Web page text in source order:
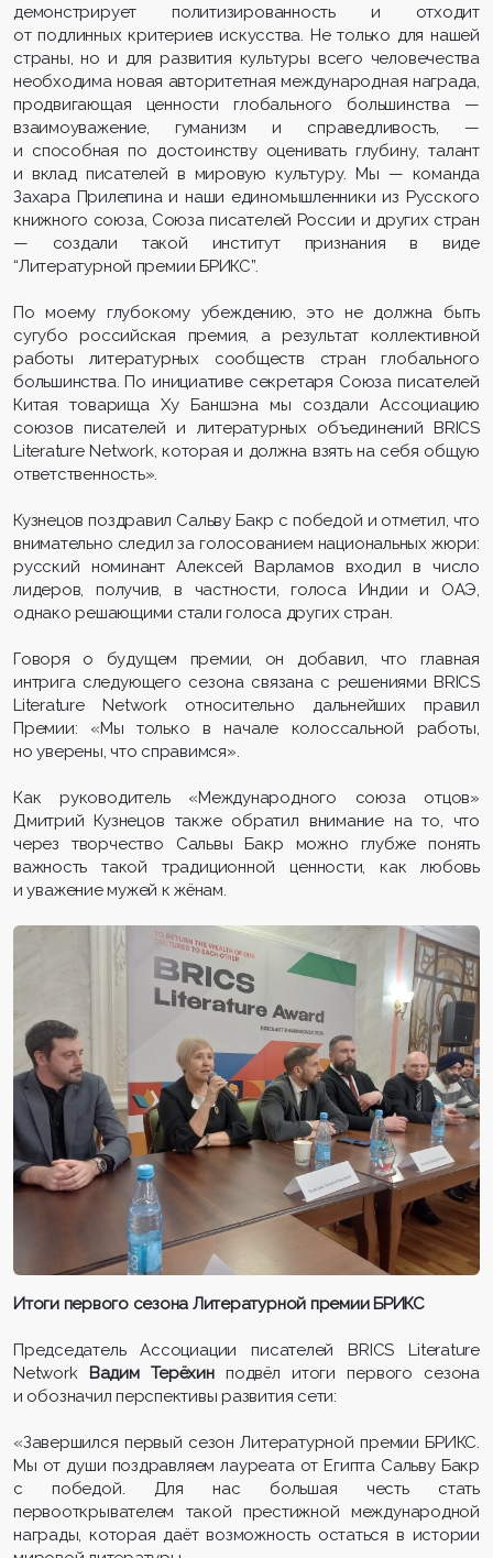
демонстрирует политизированность и отходит
от подлинных критериев искусства. Не только для нашей
страны, но и для развития культуры всего человечества
необходима новая авторитетная международная награда,
продвигающая ценности глобального большинства —
взаимоуважение, гуманизм и справедливость, —
и способная по достоинству оценивать глубину, талант
и вклад писателей в мировую культуру. Мы — команда
Захара Прилепина и наши единомышленники из Русского
книжного союза, Союза писателей России и других стран
— создали такой институт признания в виде
“Литературной премии БРИКС”.
По моему глубокому убеждению, это не должна быть
сугубо российская премия, а результат коллективной
работы литературных сообществ стран глобального
большинства. По инициативе секретаря Союза писателей
Китая товарища Ху Баншэна мы создали Ассоциацию
союзов писателей и литературных объединений BRICS
Literature Network, которая и должна взять на себя общую
ответственность».
Кузнецов поздравил Сальву Бакр с победой и отметил, что
внимательно следил за голосованием национальных жюри:
русский номинант Алексей Варламов входил в число
лидеров, получив, в частности, голоса Индии и ОАЭ,
однако решающими стали голоса других стран.
Говоря о будущем премии, он добавил, что главная
интрига следующего сезона связана с решениями BRICS
Literature Network относительно дальнейших правил
Премии: «Мы только в начале колоссальной работы,
но уверены, что справимся».
Как руководитель «Международного союза отцов»
Дмитрий Кузнецов также обратил внимание на то, что
через творчество Сальвы Бакр можно глубже понять
важность такой традиционной ценности, как любовь
и уважение мужей к жёнам.
Итоги первого сезона Литературной премии БРИКС
Председатель Ассоциации писателей BRICS Literature
Network Вадим Терёхинподвёл итоги первого сезона
и обозначил перспективы развития сети:
«Завершился первый сезон Литературной премии БРИКС.
Мы от души поздравляем лауреата от Египта Сальву Бакр
с победой. Для нас большая честь стать
первооткрывателем такой престижной международной
награды, которая даёт возможность остаться в истории